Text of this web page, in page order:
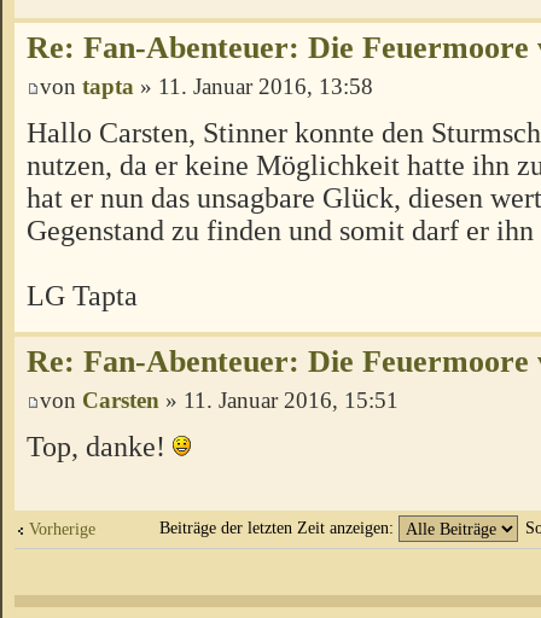
Re: Fan-Abenteuer: Die Feuermoore
von tapta » 11. Januar 2016, 13:58
Hallo Carsten, Stinner konnte den
nutzen, da er keine Möglichkeit hatte ihn
hat er nun das unsagbare Glück, diesen
Gegenstand zu finden und somit darf er
LG Tapta
Re: Fan-Abenteuer: Die Feuermoore
von Carsten » 11. Januar 2016, 15:51
Top, danke!
Vorherige Beiträge der letzten Zeit anzeigen: